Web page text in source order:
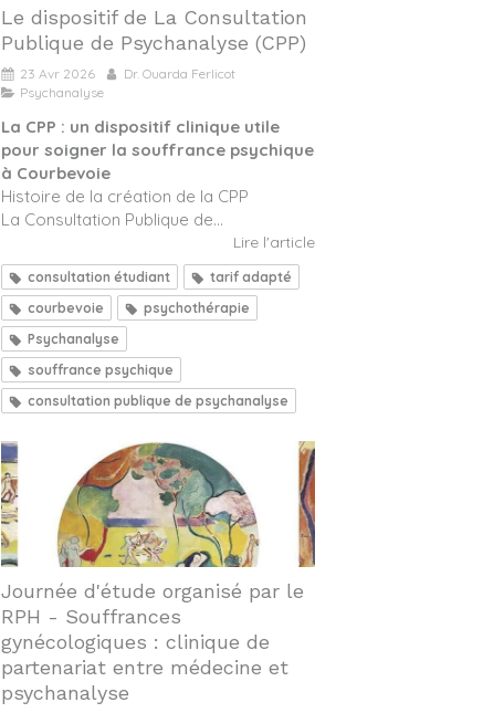
Le dispositif de La Consultation
Publique de Psychanalyse (CPP)
23 Avr 2026
Dr. Ouarda Ferlicot
Psychanalyse
La CPP : un dispositif clinique utile
pour soigner la souffrance psychique
à Courbevoie
Histoire de la création de la CPP
La Consultation Publique de...
Lire l'article
consultation étudiant
tarif adapté
courbevoie
psychothérapie
Psychanalyse
souffrance psychique
consultation publique de psychanalyse
Journée d'étude organisé par le
RPH - Souffrances
gynécologiques : clinique de
partenariat entre médecine et
psychanalyse